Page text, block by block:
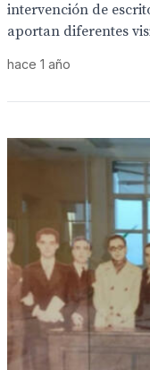
intervención de
aportan diferentes
hace 1 año